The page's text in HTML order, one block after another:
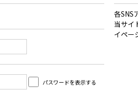
パスワードを表示する
各SNS
当サイ
イペー